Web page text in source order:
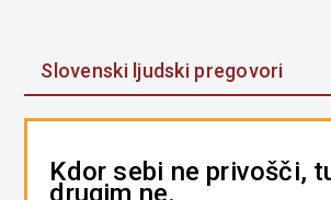
Slovenski ljudski pregovori
Kdor sebi ne privošči,
drugim ne.